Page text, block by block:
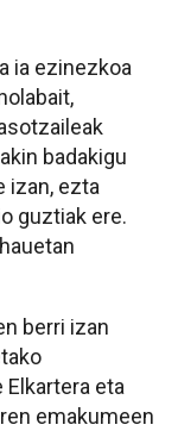
ia ezinezkoa
badakigu
izan, ezta
guztiak ere.
berri izan
eta
emakumeen